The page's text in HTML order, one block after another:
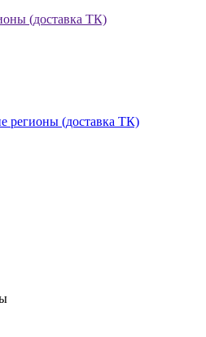
(доставка ТК)
регионы (доставка ТК)